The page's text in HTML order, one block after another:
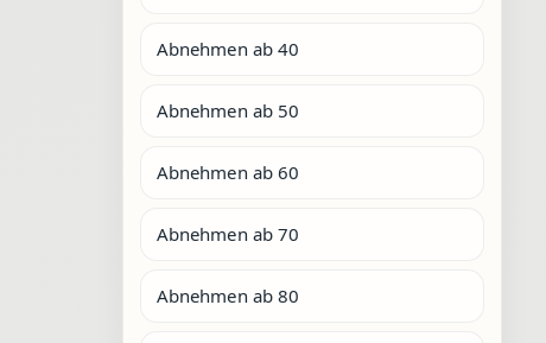
Abnehmen ab 40
Abnehmen ab 50
Abnehmen ab 60
Abnehmen ab 70
Abnehmen ab 80